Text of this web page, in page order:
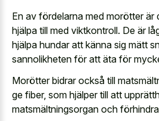
En av fördelarna med morötter är
hjälpa till med viktkontroll. De är
hjälpa hundar att känna sig mätt
sannolikheten för att äta för
Morötter bidrar också till
ge fiber, som hjälper till att
matsmältningsorgan och